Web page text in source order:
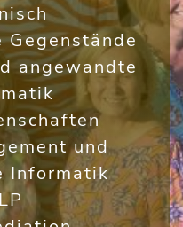
Gegenstände
angewandte
und
Informatik